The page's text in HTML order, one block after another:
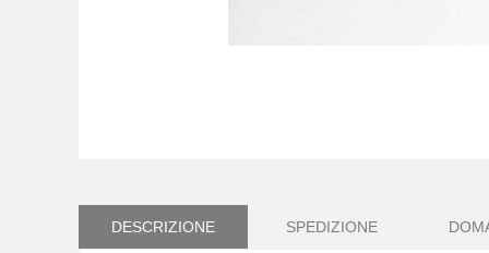
galleria
DESCRIZIONE SPEDIZIONE